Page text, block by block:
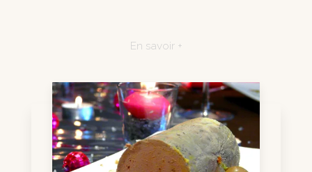
En savoir +